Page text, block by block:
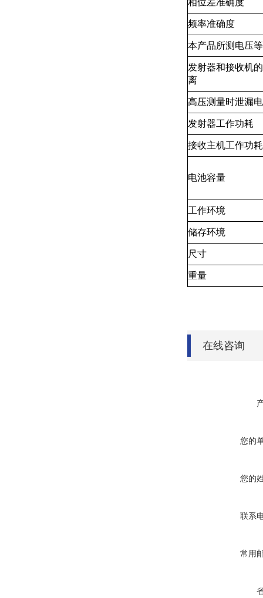
相位差准确度
频率准确度
本产品所测电压
发射器和接收机
离
高压测量时泄漏
发射器工作功耗
接收主机工作功耗
电池容量
工作环境
储存环境
尺寸
重量
在线咨询
您的
您的
联系
常用